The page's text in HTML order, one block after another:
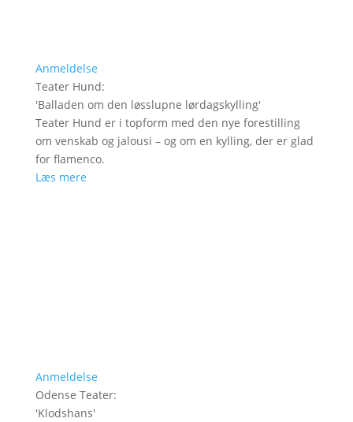
Anmeldelse
Teater Hund:
'Balladen om den løsslupne lørdagskylling'
Teater Hund er i topform med den nye forestilling
om venskab og jalousi – og om en kylling, der er glad
for flamenco.
Læs mere
Anmeldelse
Odense Teater:
'Klodshans'